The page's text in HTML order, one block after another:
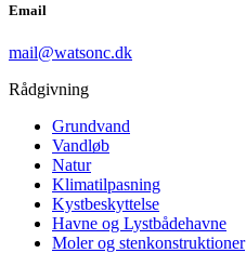
Email
mail@watsonc.dk
Rådgivning
Grundvand
Vandløb
Natur
Klimatilpasning
Kystbeskyttelse
Havne og Lystbådehavne
Moler og stenkonstruktioner